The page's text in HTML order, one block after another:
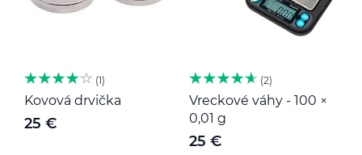
1
Kovová drvička
25 €
2
Vreckové váhy - 100 ×
0,01 g
25 €